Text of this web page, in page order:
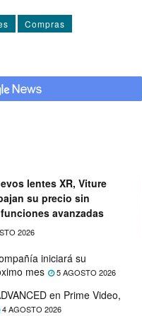
Compras
lentes XR, Viture
su precio sin
avanzadas
2026
iniciará su
mes
5 AGOSTO 2026
en Prime Video,
4 AGOSTO 2026